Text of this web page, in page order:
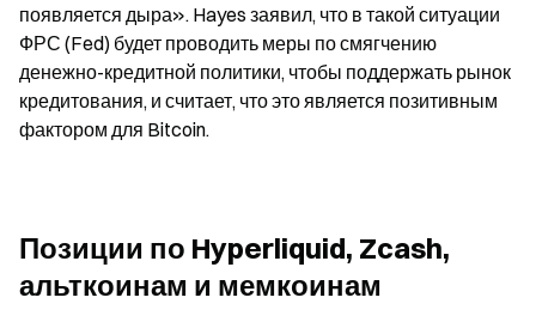
появляется дыра». Hayes заявил, что в такой ситуации
ФРС (Fed) будет проводить меры по смягчению
денежно-кредитной политики, чтобы поддержать рынок
кредитования, и считает, что это является позитивным
фактором для Bitcoin.
Позиции по Hyperliquid, Zcash,
альткоинам и мемкоинам